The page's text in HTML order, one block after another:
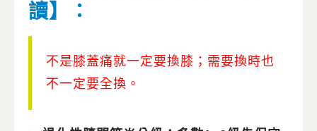
讀】：
不是膝蓋痛就一定要換膝；需要換時也
不一定要全換。